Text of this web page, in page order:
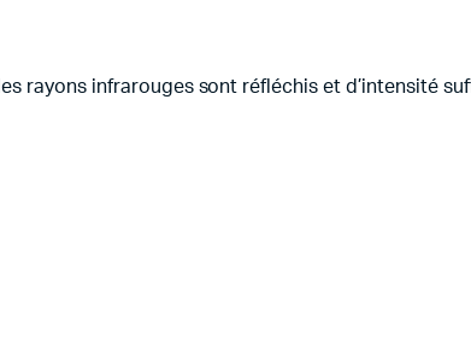
rayons infrarouges sont réfléchis et d’intensité